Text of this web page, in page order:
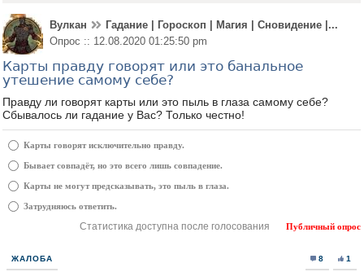
Вулкан
Гадание | Гороскоп | Магия | Сновидение |...
Опрос :: 12.08.2020 01:25:50 pm
Карты правду говорят или это банальное
утешение самому себе?
Правду ли говорят карты или это пыль в глаза самому себе?
Сбывалось ли гадание у Вас? Только честно!
Карты говорят исключительно правду.
Бывает совпадёт, но это всего лишь совпадение.
Карты не могут предсказывать, это пыль в глаза.
Затрудняюсь ответить.
Статистика доступна после голосования Публичный опрос
ЖАЛОБА 8 1